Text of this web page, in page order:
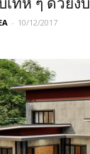
เท่ห์ ๆ ด้วยง
- 10/12/2017